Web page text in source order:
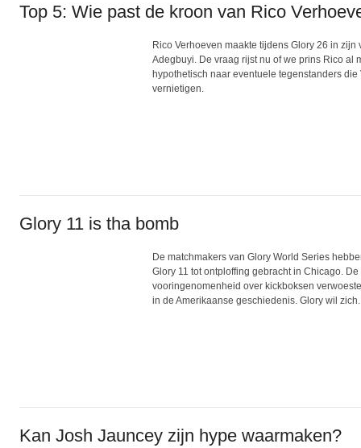
Top 5: Wie past de kroon van Rico
Rico Verhoeven maakte tijdens Glory 26 in
Adegbuyi. De vraag rijst nu of we prins Rico al
hypothetisch naar eventuele tegenstanders
vernietigen.
Glory 11 is tha bomb
De matchmakers van Glory World Series
Glory 11 tot ontploffing gebracht in Chicago.
vooringenomenheid over kickboksen
in de Amerikaanse geschiedenis. Glory wil
Kan Josh Jauncey zijn hype waarmaken?